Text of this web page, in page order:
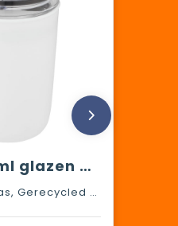
Bello 420 ml glazen beker met buitenwand van gerecycled plastic
Borosilicaatglas, Gerecycled kunststof, AS-kunststof